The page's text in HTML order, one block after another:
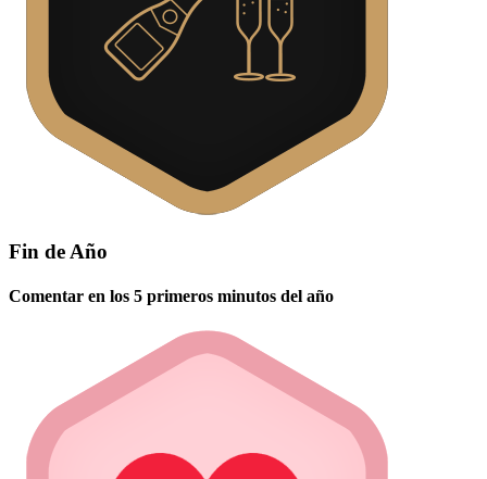
Fin de Año
Comentar en los 5 primeros minutos del año